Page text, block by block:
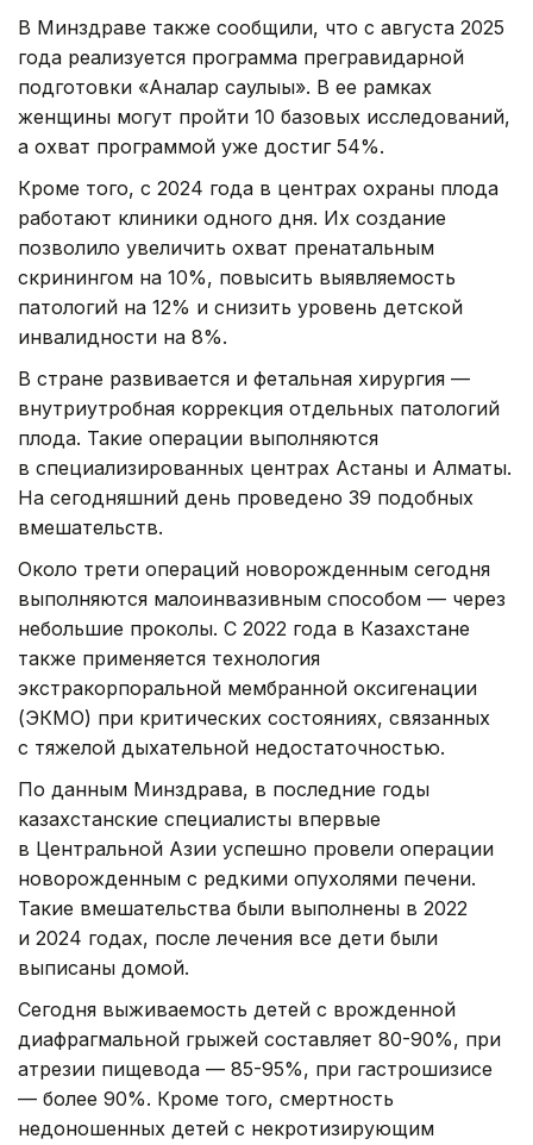
В Минздраве также сообщили, что с августа 2025
года реализуется программа прегравидарной
подготовки «Аналар саулығы». В ее рамках
женщины могут пройти 10 базовых исследований,
а охват программой уже достиг 54%.
Кроме того, с 2024 года в центрах охраны плода
работают клиники одного дня. Их создание
позволило увеличить охват пренатальным
скринингом на 10%, повысить выявляемость
патологий на 12% и снизить уровень детской
инвалидности на 8%.
В стране развивается и фетальная хирургия —
внутриутробная коррекция отдельных патологий
плода. Такие операции выполняются
в специализированных центрах Астаны и Алматы.
На сегодняшний день проведено 39 подобных
вмешательств.
Около трети операций новорожденным сегодня
выполняются малоинвазивным способом — через
небольшие проколы. С 2022 года в Казахстане
также применяется технология
экстракорпоральной мембранной оксигенации
(ЭКМО) при критических состояниях, связанных
с тяжелой дыхательной недостаточностью.
По данным Минздрава, в последние годы
казахстанские специалисты впервые
в Центральной Азии успешно провели операции
новорожденным с редкими опухолями печени.
Такие вмешательства были выполнены в 2022
и 2024 годах, после лечения все дети были
выписаны домой.
Сегодня выживаемость детей с врожденной
диафрагмальной грыжей составляет 80-90%, при
атрезии пищевода — 85-95%, при гастрошизисе
— более 90%. Кроме того, смертность
недоношенных детей с некротизирующим